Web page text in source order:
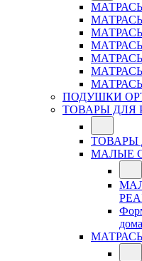
ПОДУШКИ
ТОВАРЫ ДЛЯ
ТОВАРЫ
МАЛЫЕ